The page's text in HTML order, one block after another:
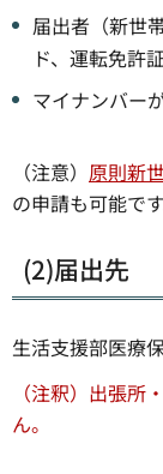
届出者（新世
ド、運転免許
マイナンバー
（注意） 原則新
の申請も可能です
(2)届出先
生活支援部医療
（注釈）出張
ん。